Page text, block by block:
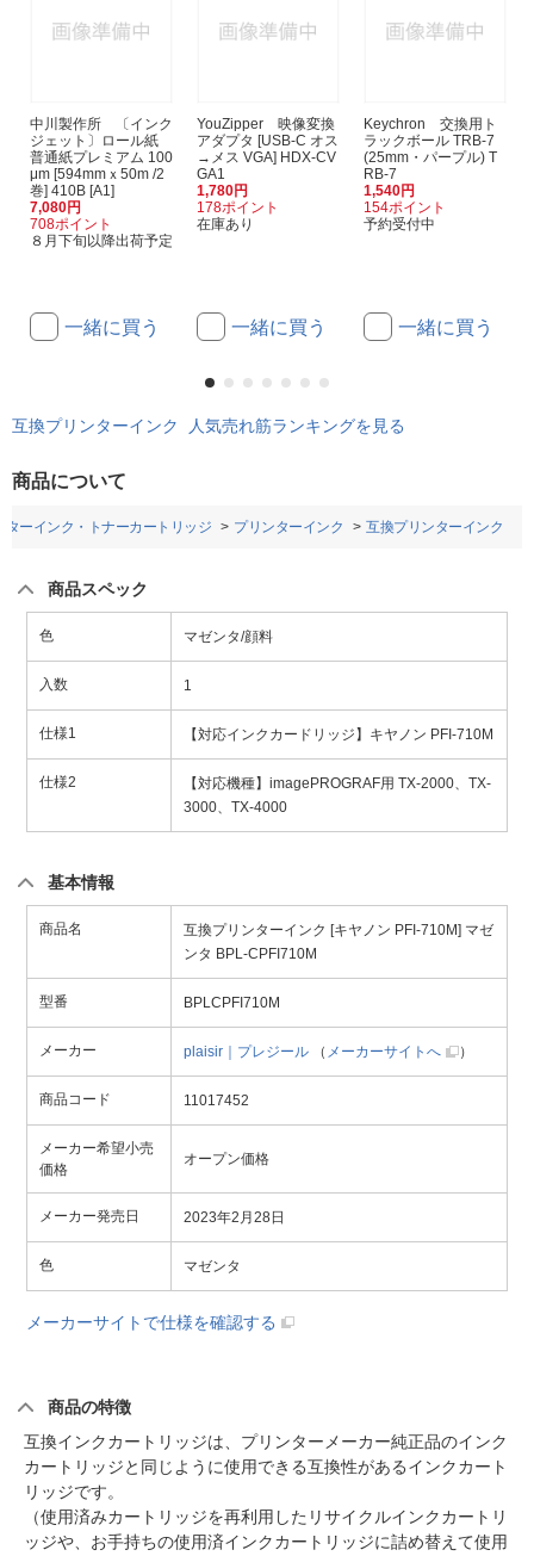
中川製作所 〔インク
ジェット〕ロール紙
普通紙プレミアム 100
μm [594mmｘ50m /2
巻] 410B [A1]
7,080円
708ポイント
８月下旬以降出荷予定
一緒に買う
YouZipper 映像変換
アダプタ [USB-C オス
→メス VGA] HDX-CV
GA1
1,780円
178ポイント
在庫あり
一緒に買う
Keychron 交換用ト
ラックボール TRB-7
(25mm・パープル) T
RB-7
1,540円
154ポイント
予約受付中
一緒に買う
互換プリンターインク 人気売れ筋ランキングを見る
商品について
ターインク・トナーカートリッジ プリンターインク 互換プリンターインク
商品スペック
色 マゼンタ/顔料
入数 1
仕様1 【対応インクカードリッジ】キヤノン PFI-710M
仕様2
【対応機種】imagePROGRAF用 TX-2000、TX-
3000、TX-4000
基本情報
商品名
互換プリンターインク [キヤノン PFI-710M] マゼ
ンタ BPL-CPFI710M
型番 BPLCPFI710M
メーカー plaisir｜プレジール （ メーカーサイトへ ）
商品コード 11017452
メーカー希望小売
価格
オープン価格
メーカー発売日 2023年2月28日
色 マゼンタ
メーカーサイトで仕様を確認する
商品の特徴
互換インクカートリッジは、プリンターメーカー純正品のインク
カートリッジと同じように使用できる互換性があるインクカート
リッジです。
（使用済みカートリッジを再利用したリサイクルインクカートリ
ッジや、お手持ちの使用済インクカートリッジに詰め替えて使用